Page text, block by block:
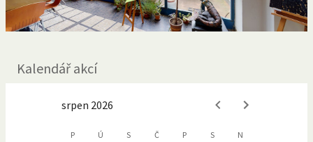
Kalendář akcí
srpen 2026
P Ú S Č P S N